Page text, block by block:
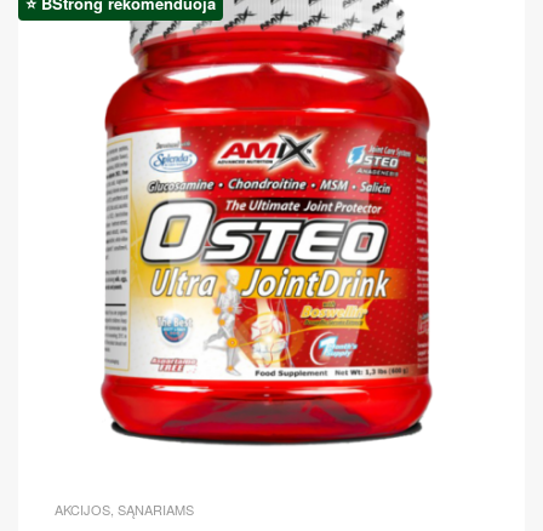
Akcija!
AKCIJOS, SĄNARIAMS